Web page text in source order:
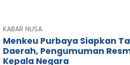
KABAR NUSA
Menkeu Purbaya Siapkan
Daerah, Pengumuman
Kepala Negara